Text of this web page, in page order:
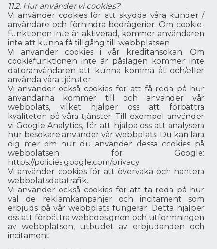
11.2. Hur använder vi cookies?
Vi använder cookies för att skydda våra kunder /
användare och förhindra bedrägerier. Om cookie-
funktionen inte är aktiverad, kommer användaren
inte att kunna få tillgång till webbplatsen.
Vi använder cookies i vår kreditansökan. Om
cookiefunktionen inte är påslagen kommer inte
datoranvändaren att kunna komma åt och/eller
använda våra tjänster.
Vi använder också cookies för att få reda på hur
användarna kommer till och använder vår
webbplats, vilket hjälper oss att förbättra
kvaliteten på våra tjänster. Till exempel använder
vi Google Analytics, för att hjälpa oss att analysera
hur besökare använder vår webbplats. Du kan lära
dig mer om hur du använder dessa cookies på
webbplatsen för Google:
https://policies.google.com/privacy
Vi använder cookies för att övervaka och hantera
webbplatsdatatrafik.
Vi använder också cookies för att ta reda på hur
väl de reklamkampanjer och incitament som
erbjuds på vår webbplats fungerar. Detta hjälper
oss att förbättra webbdesignen och utformningen
av webbplatsen, utbudet av erbjudanden och
incitament.